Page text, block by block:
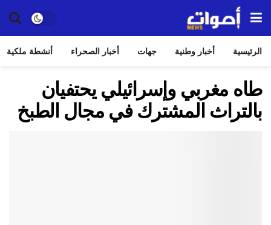
الرئيسية أخبار وطنية جهات أخبار الصحراء أنشطة ملكية
طاه مغربي وإسرائيلي يحتفيان
بالتراث المشترك في مجال الطبخ